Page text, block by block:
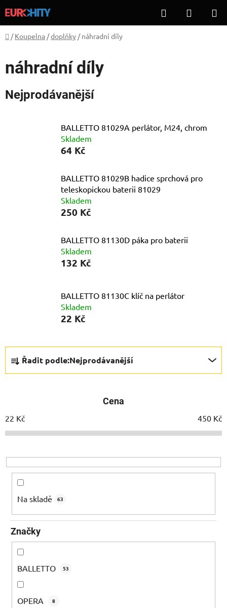
na
obsah
Hledat
KOŠÍK
Domů
/ Koupelna /doplňky / náhradní díly
náhradní díly
Nejprodávanější
BALLETTO 81029A perlátor, M24, chrom
Skladem
64 Kč
BALLETTO 81029B hadice sprchová pro
teleskopickou baterii 81029
Skladem
250 Kč
BALLETTO 81130D páka pro baterii
Skladem
132 Kč
BALLETTO 81130C klíč na perlátor
Skladem
22 Kč
í
p
o
d
ů
Řadit podle:Nejprodávanější
Cena
22 Kč 450 Kč
Na skladě 63
Značky
BALLETTO 53
OPERA 8